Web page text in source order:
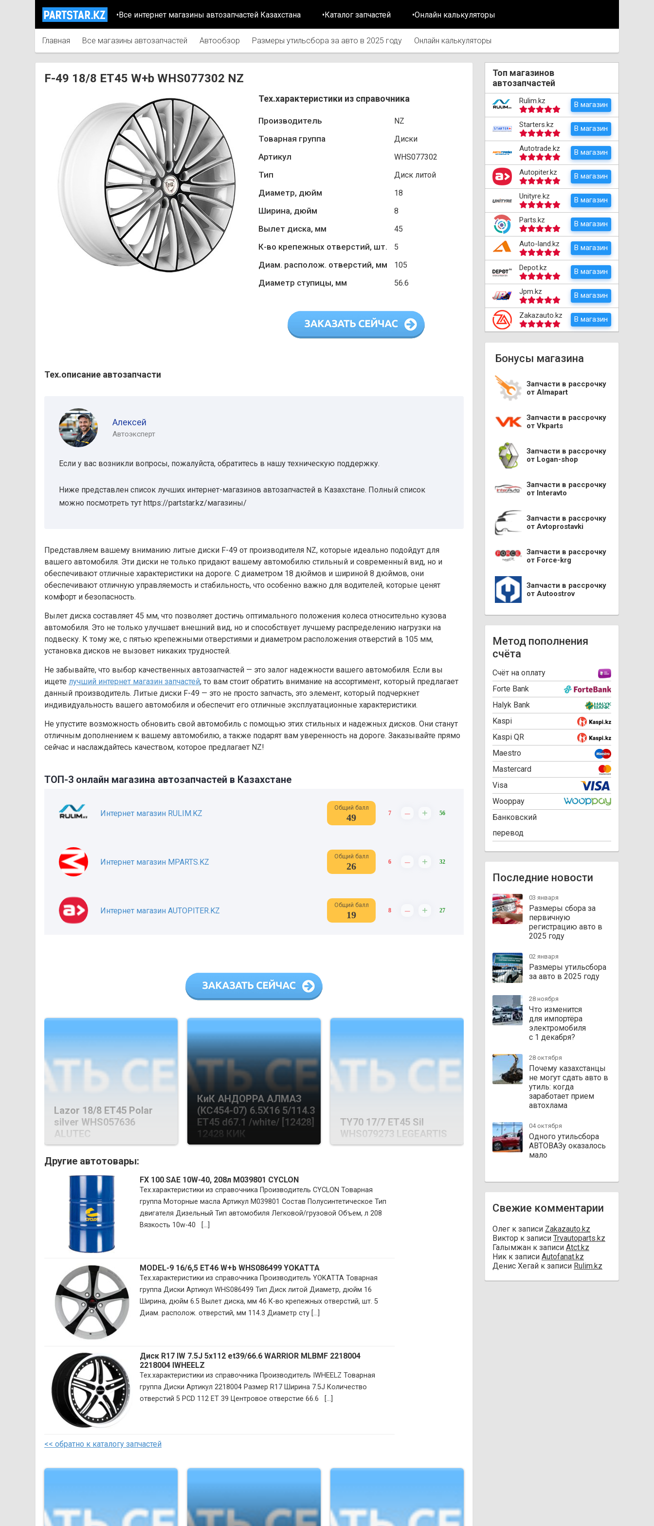
•Все интернет магазины автозапчастей Казахстана •Каталог запчастей •Онлайн калькуляторы
Главная Все магазины автозапчастей Автообзор Размеры утильсбора за авто в 2025 году Онлайн калькуляторы
F-49 18/8 ET45 W+b WHS077302 NZ
Тех.характеристики из справочника
Производитель NZ
Товарная группа Диски
Артикул WHS077302
Тип Диск литой
Диаметр, дюйм 18
Ширина, дюйм 8
Вылет диска, мм 45
К-во крепежных отверстий, шт. 5
Диам. располож. отверстий, мм 105
Диаметр ступицы, мм 56.6
Тех.описание автозапчасти
Алексей
Автоэксперт
Если у вас возникли вопросы, пожалуйста, обратитесь в нашу техническую поддержку.
Ниже представлен список лучших интернет-магазинов автозапчастей в Казахстане. Полный список
можно посмотреть тут https://partstar.kz/магазины/
Представляем вашему вниманию литые диски F-49 от производителя NZ, которые идеально подойдут для
вашего автомобиля. Эти диски не только придают вашему автомобилю стильный и современный вид, но и
обеспечивают отличные характеристики на дороге. С диаметром 18 дюймов и шириной 8 дюймов, они
обеспечивают отличную управляемость и стабильность, что особенно важно для водителей, которые ценят
комфорт и безопасность.
Вылет диска составляет 45 мм, что позволяет достичь оптимального положения колеса относительно кузова
автомобиля. Это не только улучшает внешний вид, но и способствует лучшему распределению нагрузки на
подвеску. К тому же, с пятью крепежными отверстиями и диаметром расположения отверстий в 105 мм,
установка дисков не вызовет никаких трудностей.
Не забывайте, что выбор качественных автозапчастей — это залог надежности вашего автомобиля. Если вы
ищете лучший интернет магазин запчастей, то вам стоит обратить внимание на ассортимент, который предлагает
данный производитель. Литые диски F-49 — это не просто запчасть, это элемент, который подчеркнет
индивидуальность вашего автомобиля и обеспечит его отличные эксплуатационные характеристики.
Не упустите возможность обновить свой автомобиль с помощью этих стильных и надежных дисков. Они станут
отличным дополнением к вашему автомобилю, а также подарят вам уверенность на дороге. Заказывайте прямо
сейчас и наслаждайтесь качеством, которое предлагает NZ!
ТОП-3 онлайн магазина автозапчастей в Казахстане
Интернет магазин RULIM.KZ
Общий балл
49 7 – + 56
Интернет магазин MPARTS.KZ
Общий балл
26 6 – + 32
Интернет магазин AUTOPITER.KZ
Общий балл
19 8 – + 27
Lazor 18/8 ET45 Polar
silver WHS057636
ALUTEC
КиК АНДОРРА АЛМАЗ
(KC454-07) 6.5X16 5/114.3
ET45 d67.1 /white/ [12428]
12428 КИК
TY70 17/7 ET45 Sil
WHS079273 LEGEARTIS
Другие автотовары:
FX 100 SAE 10W-40, 208л M039801 CYCLON
Тех.характеристики из справочника Производитель CYCLON Товарная
группа Моторные масла Артикул M039801 Состав Полусинтетическое Тип
двигателя Дизельный Тип автомобиля Легковой/грузовой Объем, л 208
Вязкость 10w-40 [...]
MODEL-9 16/6,5 ET46 W+b WHS086499 YOKATTA
Тех.характеристики из справочника Производитель YOKATTA Товарная
группа Диски Артикул WHS086499 Тип Диск литой Диаметр, дюйм 16
Ширина, дюйм 6.5 Вылет диска, мм 46 К-во крепежных отверстий, шт. 5
Диам. располож. отверстий, мм 114.3 Диаметр сту [...]
Диск R17 IW 7.5J 5х112 et39/66.6 WARRIOR MLBMF 2218004
2218004 IWHEELZ
Тех.характеристики из справочника Производитель IWHEELZ Товарная
группа Диски Артикул 2218004 Размер R17 Ширина 7.5J Количество
отверстий 5 PCD 112 ET 39 Центровое отверстие 66.6 [...]
<< обратно к каталогу запчастей
Топ магазинов
автозапчастей
Rulim.kz В магазин
Starters.kz В магазин
Autotrade.kz В магазин
Autopiter.kz В магазин
Unityre.kz В магазин
Parts.kz В магазин
Auto-land.kz В магазин
Depot.kz В магазин
Jpm.kz В магазин
Zakazauto.kz В магазин
Бонусы магазина
Запчасти в рассрочку
от Almapart
Запчасти в рассрочку
от Vkparts
Запчасти в рассрочку
от Logan-shop
Запчасти в рассрочку
от Interavto
Запчасти в рассрочку
от Avtoprostavki
Запчасти в рассрочку
от Force-krg
Запчасти в рассрочку
от Autoostrov
Метод пополнения
счёта
Cчёт на оплату
Forte Bank
Halyk Bank
Kaspi
Kaspi QR
Maestro
Mastercard
Visa
Wooppay
Банковский
перевод
Последние новости
03 января
Размеры сбора за
первичную
регистрацию авто в
2025 году
02 января
Размеры утильсбора
за авто в 2025 году
28 ноября
Что изменится
для импортёра
электромобиля
с 1 декабря?
28 октября
Почему казахстанцы
не могут сдать авто в
утиль: когда
заработает прием
автохлама
04 октября
Одного утильсбора
АВТОВАЗу оказалось
мало
Свежие комментарии
Олег к записи Zakazauto.kz
Виктор к записи Trvautoparts.kz
Галымжан к записи Atct.kz
Ник к записи Autofanat.kz
Денис Хегай к записи Rulim.kz